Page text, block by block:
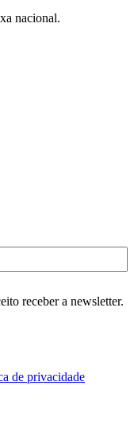
nacional.
receber a newsletter.
de privacidade